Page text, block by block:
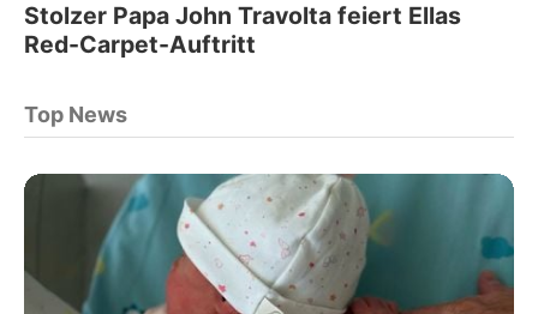
Stolzer Papa John Travolta feiert Ellas
Red-Carpet-Auftritt
Top News